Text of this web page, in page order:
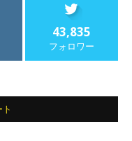
43,835
フォロワー